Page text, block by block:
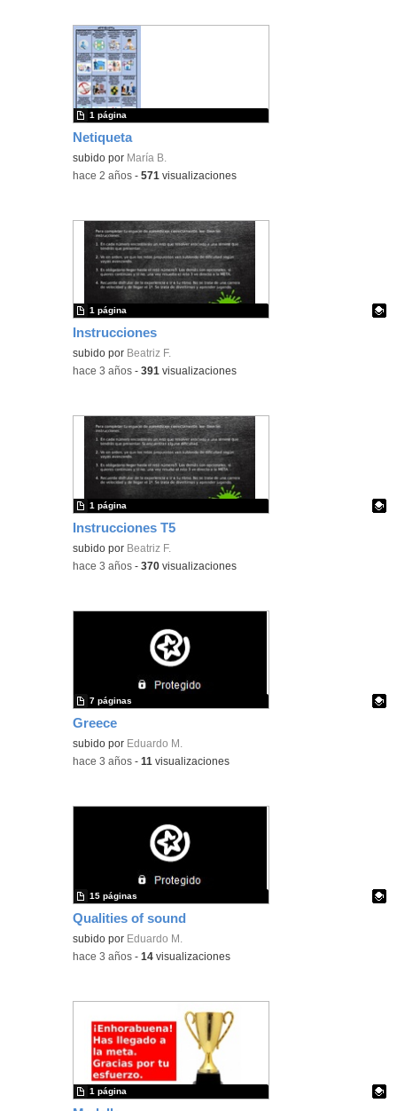
Netiqueta
subido por María B.
1 página
-hace 2 años -571 visualizaciones
Instrucciones
Contenido educativo.
subido por Beatriz F.
1 página
-hace 3 años -391 visualizaciones
Instrucciones T5
Contenido educativo.
subido por Beatriz F.
1 página
-hace 3 años -370 visualizaciones
Greece
Contenido educativo.
subido por Eduardo M.
7 páginas
-hace 3 años -11 visualizaciones
Qualities of sound
Contenido educativo.
subido por Eduardo M.
15 páginas
-hace 3 años -14 visualizaciones
1 página